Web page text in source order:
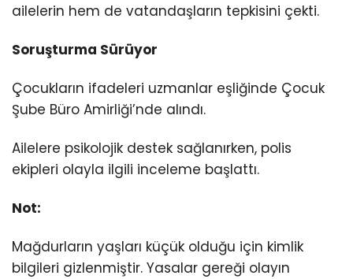
ailelerin hem de vatandaşların tepkisini çekti.
Soruşturma Sürüyor
Çocukların ifadeleri uzmanlar eşliğinde Çocuk
Şube Büro Amirliği’nde alındı.
Ailelere psikolojik destek sağlanırken, polis
ekipleri olayla ilgili inceleme başlattı.
Not:
Mağdurların yaşları küçük olduğu için kimlik
bilgileri gizlenmiştir. Yasalar gereği olayın